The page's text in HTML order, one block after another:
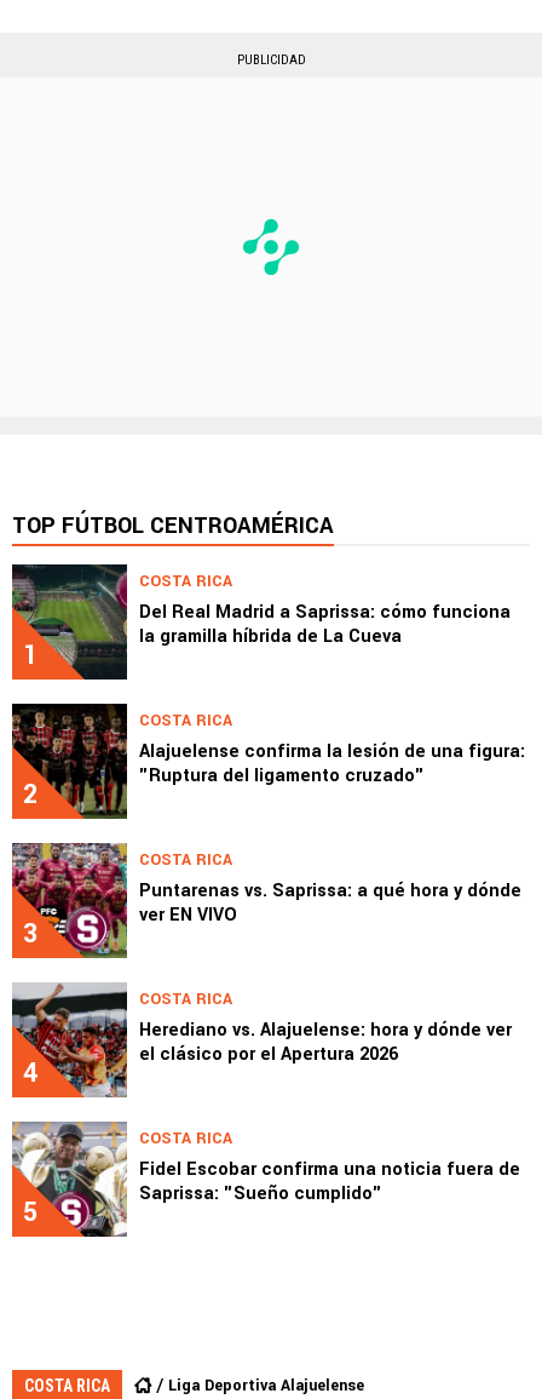
PUBLICIDAD
TOP FÚTBOL CENTROAMÉRICA
1
COSTA RICA
Del Real Madrid a Saprissa: cómo funciona
la gramilla híbrida de La Cueva
2
COSTA RICA
Alajuelense confirma la lesión de una figura:
"Ruptura del ligamento cruzado"
3
COSTA RICA
Puntarenas vs. Saprissa: a qué hora y dónde
ver EN VIVO
4
COSTA RICA
Herediano vs. Alajuelense: hora y dónde ver
el clásico por el Apertura 2026
5
COSTA RICA
Fidel Escobar confirma una noticia fuera de
Saprissa: "Sueño cumplido"
COSTA RICA Liga Deportiva Alajuelense